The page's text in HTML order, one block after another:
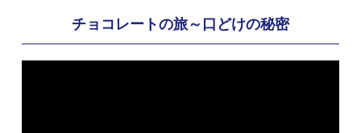
チョコレートの旅～口どけの秘密